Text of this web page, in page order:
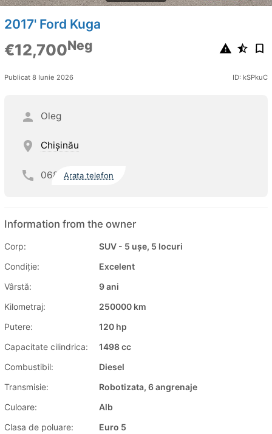
2017' Ford Kuga
€12,700Neg
Publicat 8 Iunie 2026 ID: kSPkuC
Oleg
Chişinău
068 Arata telefon
Information from the owner
Corp:
SUV - 5 ușe, 5 locuri
Condiție:
Excelent
Vârstă:
9 ani
Kilometraj:
250000 km
Putere:
120 hp
Capacitate cilindrica:
1498 cc
Combustibil:
Diesel
Transmisie:
Robotizata, 6 angrenaje
Culoare:
Alb
Clasa de poluare:
Euro 5